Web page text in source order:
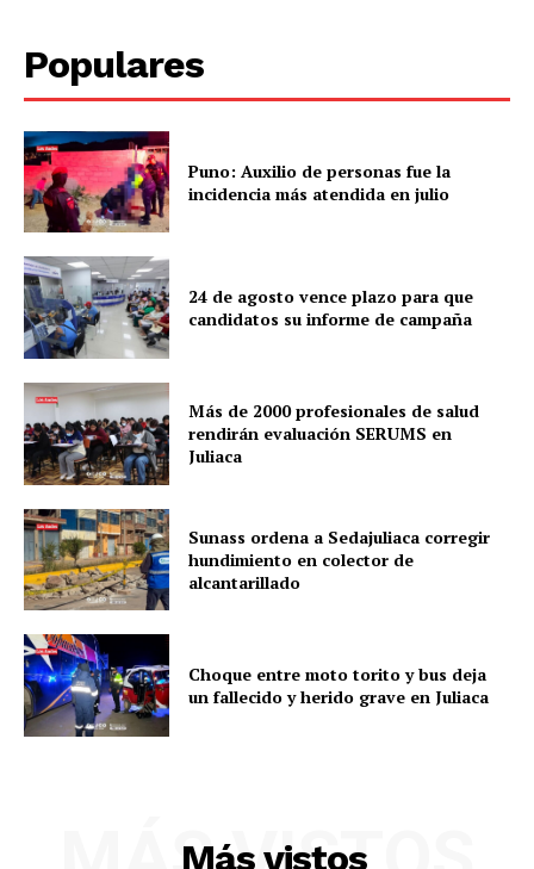
Populares
Puno: Auxilio de personas fue la
incidencia más atendida en julio
24 de agosto vence plazo para que
candidatos su informe de campaña
Más de 2000 profesionales de salud
rendirán evaluación SERUMS en
Juliaca
Sunass ordena a Sedajuliaca corregir
hundimiento en colector de
alcantarillado
Choque entre moto torito y bus deja
un fallecido y herido grave en Juliaca
Más vistos